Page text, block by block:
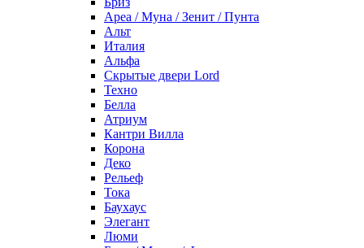
Ареа / Муна / Зенит / Пунта
Альт
Италия
Альфа
Скрытые двери Lord
Техно
Белла
Атриум
Кантри Вилла
Корона
Деко
Рельеф
Тока
Баухаус
Элегант
Люми